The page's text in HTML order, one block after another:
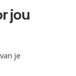
jou
Met deze cijfers weet je precies welk deel van je